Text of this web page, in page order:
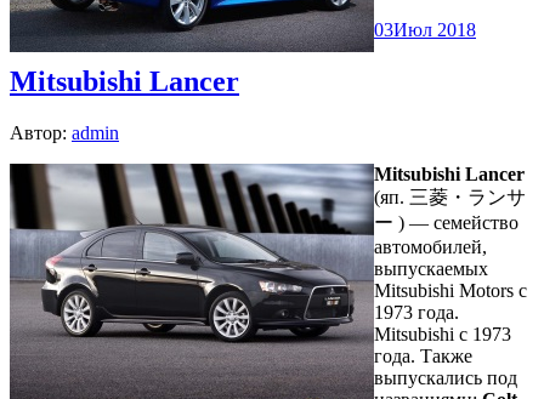
03Июл 2018
Mitsubishi Lancer
Автор: admin
Mitsubishi Lancer
(яп. 三菱・ランサ
ー ) — семейство
автомобилей,
выпускаемых
Mitsubishi Motors с
1973 года.
Mitsubishi с 1973
года. Также
выпускались под